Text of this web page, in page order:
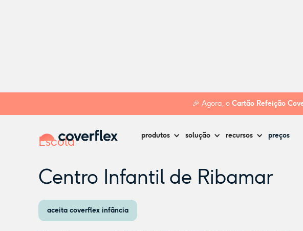
🎉 Agora, o Cartão Refeição
produtos solução recursos preços
Escola
Centro Infantil de Ribamar
aceita coverflex infância